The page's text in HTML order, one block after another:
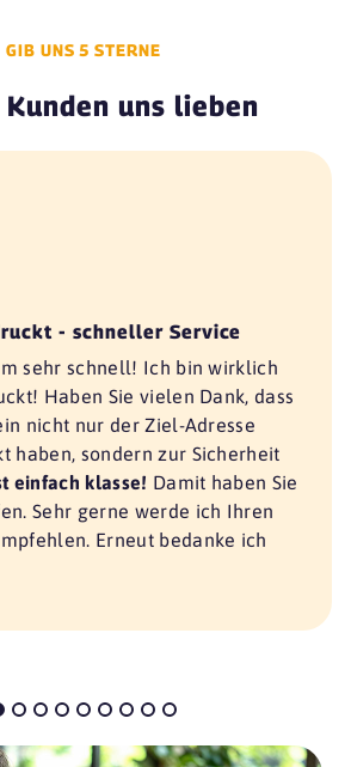
GIB UNS 5 STERNE
Kunden uns lieben
- schneller Service
sehr schnell! Ich bin wirklich
Haben Sie vielen Dank, dass
nicht nur der Ziel-Adresse
haben, sondern zur Sicherheit
einfach klasse! Damit haben Sie
Sehr gerne werde ich Ihren
Erneut bedanke ich